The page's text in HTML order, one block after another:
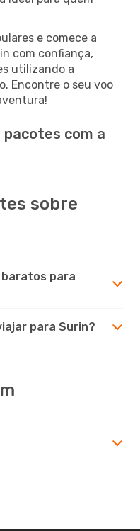
e comece a
com confiança,
utilizando a
Encontre o seu voo
pacotes com a
sobre
para
para Surin?